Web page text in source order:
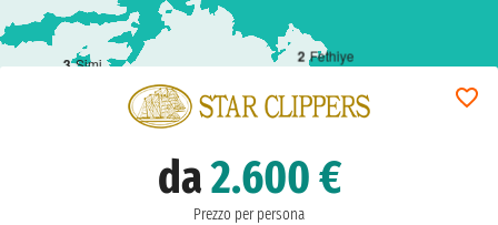
2 Fethiye
3 Simi
da2.600 €
Prezzo per persona